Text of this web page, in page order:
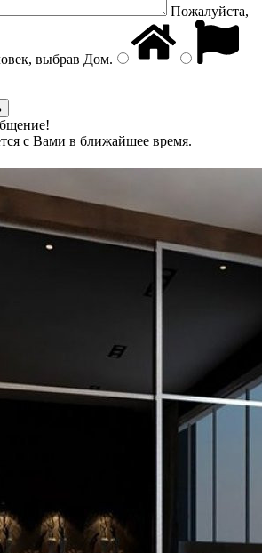
Пожалуйста,
выбрав Дом.
с Вами в ближайшее время.